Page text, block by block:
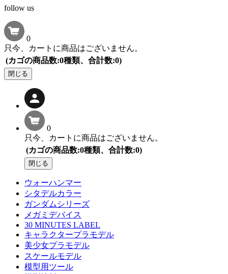
follow us
0
只今、カートに商品はございません。
(カゴの商品数:0種類、合計数:0)
閉じる
0
只今、カートに商品はございません。
(カゴの商品数:0種類、合計数:0)
閉じる
ウォーハンマー
シタデルカラー
ガンダムシリーズ
メガミデバイス
30 MINUTES LABEL
キャラクタープラモデル
美少女プラモデル
スケールモデル
模型用ツール